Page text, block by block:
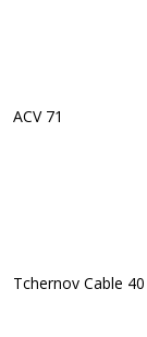
ACV 71
Tchernov Cable 40